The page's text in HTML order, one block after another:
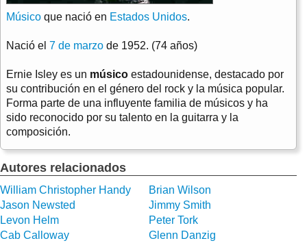
Músico que nació en Estados Unidos.
Nació el 7 de marzo de 1952. (74 años)
Ernie Isley es un músico estadounidense, destacado por
su contribución en el género del rock y la música popular.
Forma parte de una influyente familia de músicos y ha
sido reconocido por su talento en la guitarra y la
composición.
Autores relacionados
William Christopher Handy
Brian Wilson
Jason Newsted
Jimmy Smith
Levon Helm
Peter Tork
Cab Calloway
Glenn Danzig